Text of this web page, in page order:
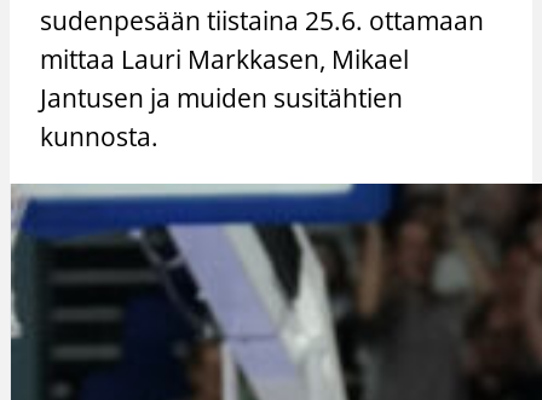
sudenpesään tiistaina 25.6. ottamaan
mittaa Lauri Markkasen, Mikael
Jantusen ja muiden susitähtien
kunnosta.